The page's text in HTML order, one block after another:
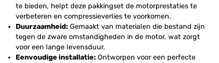
te bieden, helpt deze pakkingset de motorprestaties te
verbeteren en compressieverlies te voorkomen.
Duurzaamheid: Gemaakt van materialen die bestand zijn
tegen de zware omstandigheden in de motor, wat zorgt
voor een lange levensduur.
Eenvoudige installatie: Ontworpen voor een perfecte